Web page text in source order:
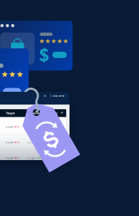
Initial
count, and
今すぐ始める